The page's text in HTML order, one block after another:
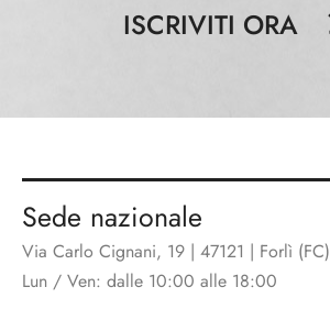
ISCRIVITI ORA
Sede nazionale
Via Carlo Cignani, 19 | 47121 | Forlì (FC)
Lun / Ven: dalle 10:00 alle 18:00